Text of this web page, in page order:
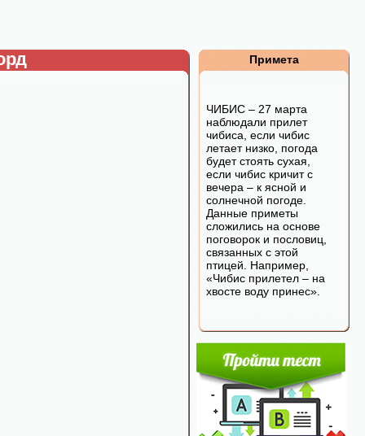
Примета
ЧИБИС – 27 марта
наблюдали прилет
чибиса, если чибис
летает низко, погода
будет стоять сухая,
если чибис кричит с
вечера – к ясной и
солнечной погоде.
Данные приметы
сложились на основе
поговорок и пословиц,
связанных с этой
птицей. Например,
«Чибис прилетел – на
хвосте воду принес».